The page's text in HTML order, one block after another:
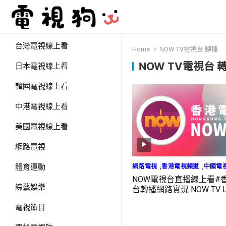
台灣電視線上看
日本電視線上看
韓國電視線上看
中港電視線上看
美國電視線上看
網路電視
體育運動
綜藝娛樂
電視節目
Home NOW TV電視台 轉播
NOW TV電視台
網路電視 ,香港電視頻道 ,中國電
NOW電視台直播線上看#
台轉播網路實況 NOW TV